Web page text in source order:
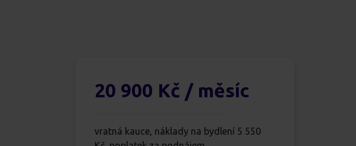
20 900 Kč / měsíc
vratná kauce, náklady na bydlení 5 550